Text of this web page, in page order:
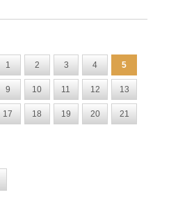
1 2 3 4 5
9 10 11 12 13
17 18 19 20 21